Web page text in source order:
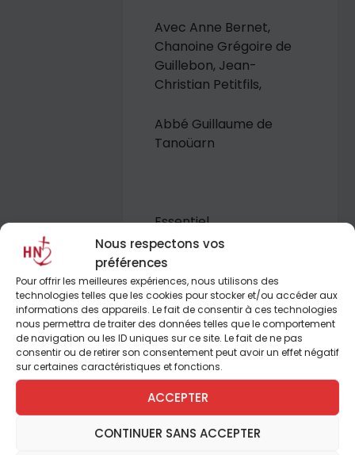
Nous respectons vos
préférences
Pour offrir les meilleures expériences, nous utilisons des
technologies telles que les cookies pour stocker et/ou accéder aux
informations des appareils. Le fait de consentir à ces technologies
nous permettra de traiter des données telles que le comportement
de navigation ou les ID uniques sur ce site. Le fait de ne pas
consentir ou de retirer son consentement peut avoir un effet négatif
sur certaines caractéristiques et fonctions.
ACCEPTER
CONTINUER SANS ACCEPTER
Avec Anne Bernet,
Chanoine Grégoire de
Guillebon, Jean-
Christian Petitfils,
Abbé Guillaume de
Tanoüarn
Essentiel
La magistrale leçon de
vie du bienheureux
Franz Jägerstätter
Le dernier film de
Terrence Malick,Une
vie cachée, est
l’occasion de revenir
sur la notion de
responsabilité